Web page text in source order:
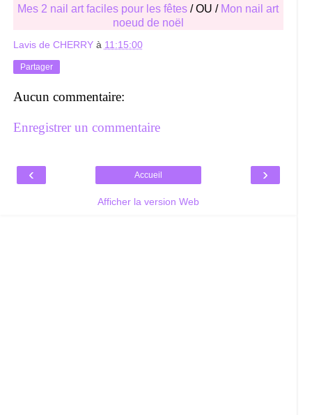
Mes 2 nail art faciles pour les fêtes / OU / Mon nail art
noeud de noël
Lavis de CHERRY à 11:15:00
Partager
Aucun commentaire:
Enregistrer un commentaire
‹ ›
Accueil
Afficher la version Web